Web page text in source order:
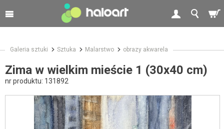
Galeria sztuki Sztuka Malarstwo obrazy akwarela
Zima w wielkim mieście 1 (30x40 cm)
nr produktu: 131892